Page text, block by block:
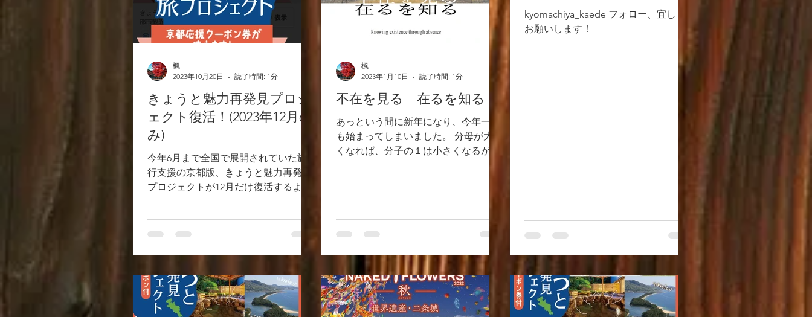
きょうと魅力再発見プロジ
ェクト復活！(2023年12月の
み)
今年6月まで全国で展開されていた旅
行支援の京都版、きょうと魅力再発見
プロジェクトが12月だけ復活するよう
た売り出し時期など告知させて頂きま
楓
2023年10月20日
読了時間: 1分
不在を見る 在るを知る
あっという間に新年になり、今年一年
も始まってしまいました。 分母が大き
くなれば、分子の１は小さくなるが如
所蔵品から「不在」や「欠如」を切...
楓
2023年1月10日
読了時間: 1分
kyomachiya_kaede フォロー、宜しく
お願いします！